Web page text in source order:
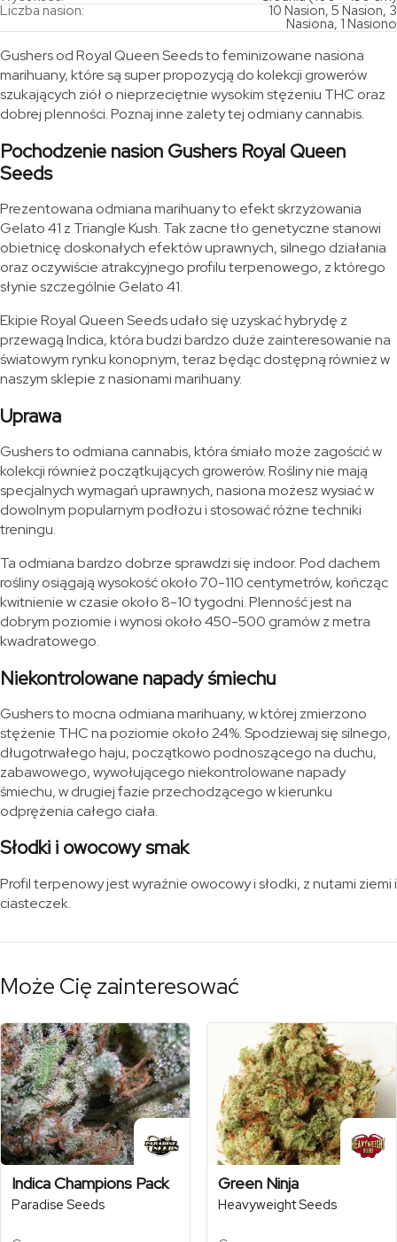
Liczba nasion:
10 Nasion, 5 Nasion, 3
Nasiona, 1 Nasiono
Gushers od Royal Queen Seeds to feminizowane nasiona
marihuany, które są super propozycją do kolekcji growerów
szukających ziół o nieprzeciętnie wysokim stężeniu THC oraz
dobrej plenności. Poznaj inne zalety tej odmiany cannabis.
Pochodzenie nasion Gushers Royal Queen
Seeds
Prezentowana odmiana marihuany to efekt skrzyżowania
Gelato 41 z Triangle Kush. Tak zacne tło genetyczne stanowi
obietnicę doskonałych efektów uprawnych, silnego działania
oraz oczywiście atrakcyjnego profilu terpenowego, z którego
słynie szczególnie Gelato 41.
Ekipie Royal Queen Seeds udało się uzyskać hybrydę z
przewagą Indica, która budzi bardzo duże zainteresowanie na
światowym rynku konopnym, teraz będąc dostępną również w
naszym sklepie z nasionami marihuany.
Uprawa
Gushers to odmiana cannabis, która śmiało może zagościć w
kolekcji również początkujących growerów. Rośliny nie mają
specjalnych wymagań uprawnych, nasiona możesz wysiać w
dowolnym popularnym podłożu i stosować różne techniki
treningu.
Ta odmiana bardzo dobrze sprawdzi się indoor. Pod dachem
rośliny osiągają wysokość około 70-110 centymetrów, kończąc
kwitnienie w czasie około 8-10 tygodni. Plenność jest na
dobrym poziomie i wynosi około 450-500 gramów z metra
kwadratowego.
Niekontrolowane napady śmiechu
Gushers to mocna odmiana marihuany, w której zmierzono
stężenie THC na poziomie około 24%. Spodziewaj się silnego,
długotrwałego haju, początkowo podnoszącego na duchu,
zabawowego, wywołującego niekontrolowane napady
śmiechu, w drugiej fazie przechodzącego w kierunku
odprężenia całego ciała.
Słodki i owocowy smak
Profil terpenowy jest wyraźnie owocowy i słodki, z nutami ziemi i
ciasteczek.
Może Cię zainteresować
Indica Champions Pack
Paradise Seeds
Green Ninja
Heavyweight Seeds